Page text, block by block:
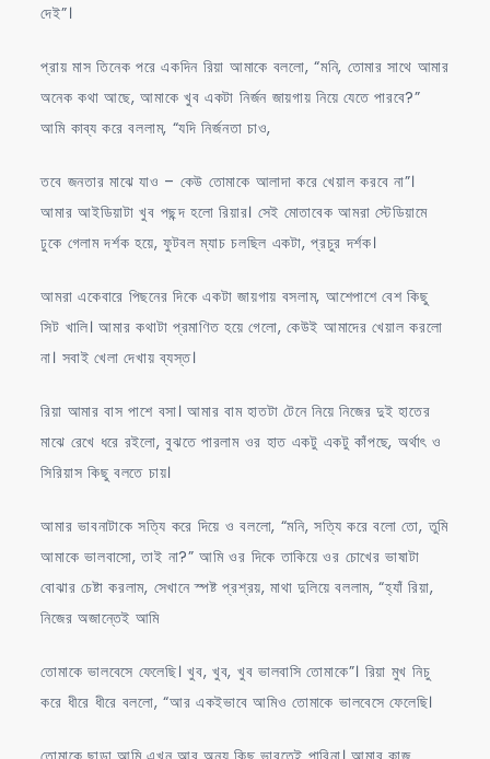
দেই”।
প্রায় মাস তিনেক পরে একদিন রিয়া আমাকে বললো, “মনি, তোমার সাথে আমার
অনেক কথা আছে, আমাকে খুব একটা নির্জন জায়গায় নিয়ে যেতে পারবে?”
আমি কাব্য করে বললাম, “যদি নির্জনতা চাও,
তবে জনতার মাঝে যাও – কেউ তোমাকে আলাদা করে খেয়াল করবে না”।
আমার আইডিয়াটা খুব পছন্দ হলো রিয়ার। সেই মোতাবেক আমরা স্টেডিয়ামে
ঢুকে গেলাম দর্শক হয়ে, ফুটবল ম্যাচ চলছিল একটা, প্রচুর দর্শক।
আমরা একেবারে পিছনের দিকে একটা জায়গায় বসলাম, আশেপাশে বেশ কিছু
সিট খালি। আমার কথাটা প্রমাণিত হয়ে গেলো, কেউই আমাদের খেয়াল করলো
না। সবাই খেলা দেখায় ব্যস্ত।
রিয়া আমার বাস পাশে বসা। আমার বাম হাতটা টেনে নিয়ে নিজের দুই হাতের
মাঝে রেখে ধরে রইলো, বুঝতে পারলাম ওর হাত একটু একটু কাঁপছে, অর্থাৎ ও
সিরিয়াস কিছু বলতে চায়।
আমার ভাবনাটাকে সত্যি করে দিয়ে ও বললো, “মনি, সত্যি করে বলো তো, তুমি
আমাকে ভালবাসো, তাই না?” আমি ওর দিকে তাকিয়ে ওর চোখের ভাষাটা
বোঝার চেষ্টা করলাম, সেখানে স্পষ্ট প্রশ্রয়, মাথা দুলিয়ে বললাম, “হ্যাঁ রিয়া,
নিজের অজান্তেই আমি
তোমাকে ভালবেসে ফেলেছি। খুব, খুব, খুব ভালবাসি তোমাকে”। রিয়া মুখ নিচু
করে ধীরে ধীরে বললো, “আর একইভাবে আমিও তোমাকে ভালবেসে ফেলেছি।